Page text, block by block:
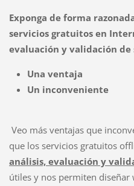
Exponga de forma
servicios gratuitos en
evaluación y validación de
Una ventaja
Un inconveniente
Veo más ventajas que
que los servicios gratuitos
análisis, evaluación y
útiles y nos permiten diseñar